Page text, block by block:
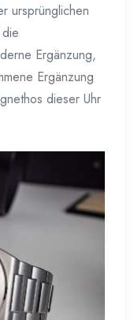
ursprünglichen
Ergänzung,
Ergänzung
dieser Uhr